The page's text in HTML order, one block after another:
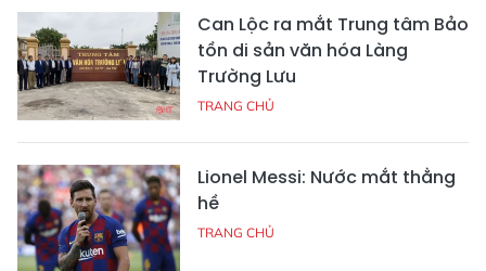
Can Lộc ra mắt Trung tâm Bảo
tồn di sản văn hóa Làng
Trường Lưu
TRANG CHỦ
Lionel Messi: Nước mắt thằng
hề
TRANG CHỦ